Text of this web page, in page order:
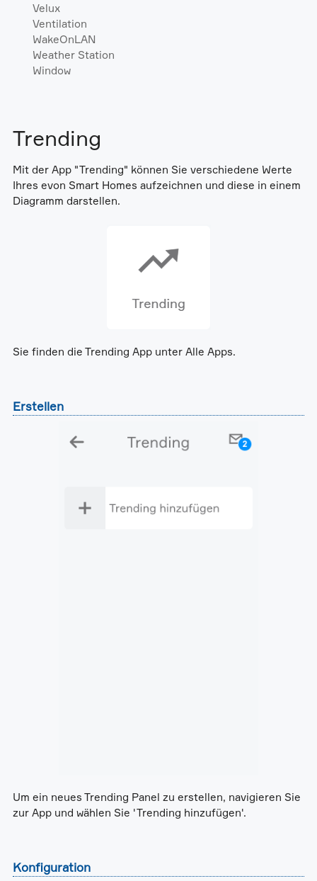
Velux
Ventilation
WakeOnLAN
Weather Station
Window
Trending
Mit der App "Trending" können Sie verschiedene Werte
Ihres evon Smart Homes aufzeichnen und diese in einem
Diagramm darstellen.
Sie finden die Trending App unter Alle Apps.
Erstellen
Um ein neues Trending Panel zu erstellen, navigieren Sie
zur App und wählen Sie 'Trending hinzufügen'.
Konfiguration